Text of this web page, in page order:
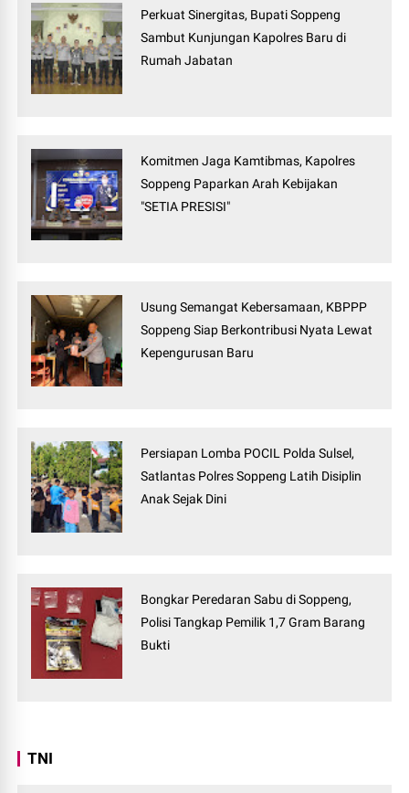
Perkuat Sinergitas, Bupati Soppeng
Sambut Kunjungan Kapolres Baru di
Rumah Jabatan
Komitmen Jaga Kamtibmas, Kapolres
Soppeng Paparkan Arah Kebijakan
"SETIA PRESISI"
Usung Semangat Kebersamaan, KBPPP
Soppeng Siap Berkontribusi Nyata Lewat
Kepengurusan Baru
Persiapan Lomba POCIL Polda Sulsel,
Satlantas Polres Soppeng Latih Disiplin
Anak Sejak Dini
Bongkar Peredaran Sabu di Soppeng,
Polisi Tangkap Pemilik 1,7 Gram Barang
Bukti
TNI